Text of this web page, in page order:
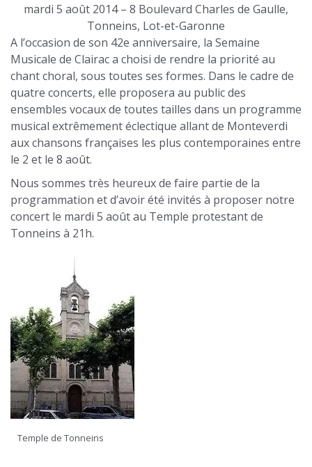
mardi 5 août 2014 – 8 Boulevard Charles de Gaulle,
Tonneins, Lot-et-Garonne
A l’occasion de son 42e anniversaire, la Semaine
Musicale de Clairac a choisi de rendre la priorité au
chant choral, sous toutes ses formes. Dans le cadre de
quatre concerts, elle proposera au public des
ensembles vocaux de toutes tailles dans un programme
musical extrêmement éclectique allant de Monteverdi
aux chansons françaises les plus contemporaines entre
le 2 et le 8 août.
Nous sommes très heureux de faire partie de la
programmation et d’avoir été invités à proposer notre
concert le mardi 5 août au Temple protestant de
Tonneins à 21h.
Temple de Tonneins